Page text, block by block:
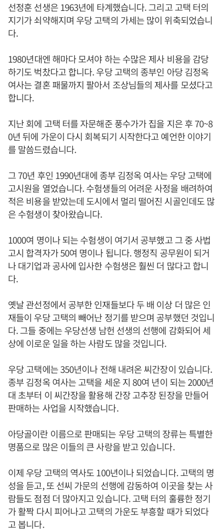
선정훈 선생은 1963년에 타계했습니다. 그리고 고택 터의
지기가 쇠약해지며 우당 고택의 가세는 많이 위축되었습니
다.
1980년대엔 해마다 모셔야 하는 수많은 제사 비용을 감당
하기도 벅찼다고 합니다. 우당 고택의 종부인 아당 김정옥
여사는 결혼 패물까지 팔아서 조상님들의 제사를 모셨다고
합니다.
지난 회에 고택 터를 자문해준 풍수가가 집을 지은 후 70~8
0년 뒤에 가운이 다시 회복되기 시작한다고 예언한 이야기
를 말씀드렸습니다.
그 70년 후인 1990년대에 종부 김정옥 여사는 우당 고택에
고시원을 열었습니다. 수험생들의 어려운 사정을 배려하여
적은 비용을 받았는데 도시에서 멀리 떨어진 시골인데도 많
은 수험생이 찾아왔습니다.
1000여 명이나 되는 수험생이 여기서 공부했고 그 중 사법
고시 합격자가 50여 명이나 됩니다. 행정직 공무원이 되거
나 대기업과 공사에 입사한 수험생은 훨씬 더 많다고 합니
다.
옛날 관선정에서 공부한 인재들보다 두 배 이상 더 많은 인
재들이 우당 고택의 빼어난 정기를 받으며 공부했던 것입니
다. 그들 중에는 우당선생 남헌 선생의 선행에 감화되어 세
상에 이로운 일을 하는 사람도 많을 것입니다.
우당 고택에는 350년이나 전해 내려온 씨간장이 있습니다.
종부 김정옥 여사는 고택을 세운 지 80여 년이 되는 2000년
대 초부터 이 씨간장을 활용해 간장 고추장 된장을 만들어
판매하는 사업을 시작했습니다.
아당골이란 이름으로 판매되는 우당 고택의 장류는 특별한
명품으로 많은 이들의 큰 사랑을 받고 있습니다.
이제 우당 고택의 역사도 100년이나 되었습니다. 고택의 명
성을 듣고, 또 선씨 가문의 선행에 감동하여 이곳을 찾는 사
람들도 점점 더 많아지고 있습니다. 고택 터의 훌륭한 정기
가 활짝 다시 피어나고 고택의 가운도 부흥할 때가 되었다
고 봅니다.